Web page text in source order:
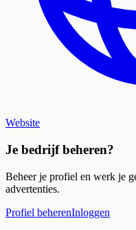
Website
Je bedrijf beheren?
Beheer je profiel en werk je
advertenties.
Profiel beherenInloggen